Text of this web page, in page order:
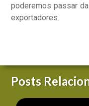
poderemos passar
exportadores.
Posts